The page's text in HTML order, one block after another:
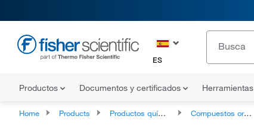
ES
Productos Documentos y certificados Herramientas
Home Products Productos químicos Compuestos orgánicos